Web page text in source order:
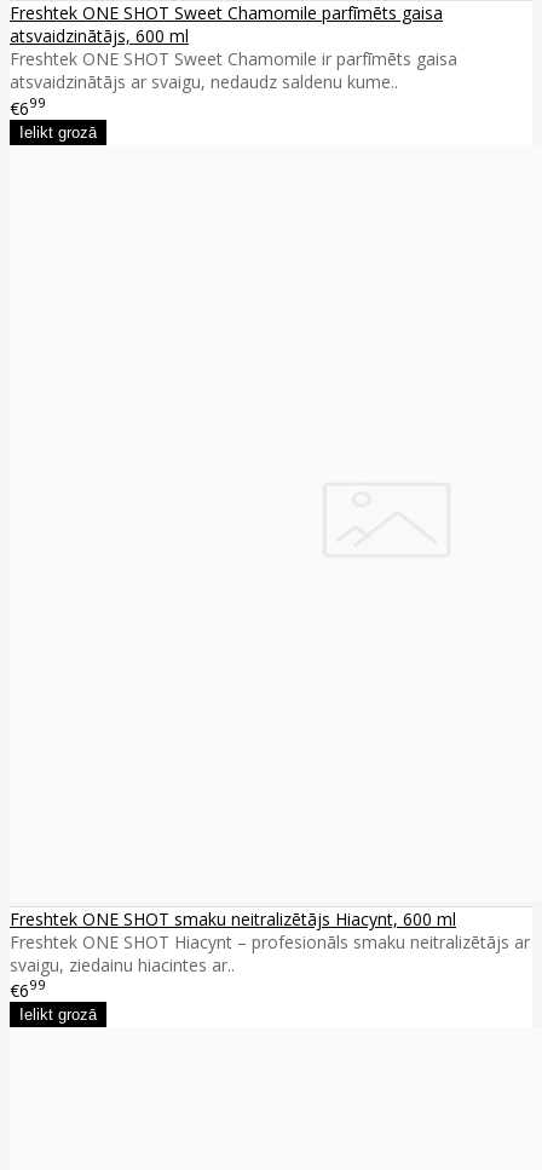
Freshtek ONE SHOT Sweet Chamomile parfīmēts gaisa
atsvaidzinātājs, 600 ml
Freshtek ONE SHOT Sweet Chamomile ir parfīmēts gaisa
atsvaidzinātājs ar svaigu, nedaudz saldenu kume..
€699
Freshtek ONE SHOT smaku neitralizētājs Hiacynt, 600 ml
Freshtek ONE SHOT Hiacynt – profesionāls smaku neitralizētājs ar
svaigu, ziedainu hiacintes ar..
€699